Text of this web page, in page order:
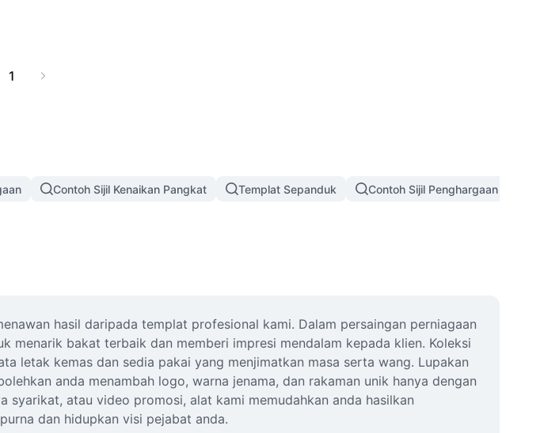
1
Contoh Sijil Kenaikan Pangkat Templat Sepanduk Contoh Sijil Penghargaan
hasil daripada templat profesional kami. Dalam persaingan perniagaan
menarik bakat terbaik dan memberi impresi mendalam kepada klien. Koleksi
letak kemas dan sedia pakai yang menjimatkan masa serta wang. Lupakan
anda menambah logo, warna jenama, dan rakaman unik hanya dengan
atau video promosi, alat kami memudahkan anda hasilkan
dan hidupkan visi pejabat anda.